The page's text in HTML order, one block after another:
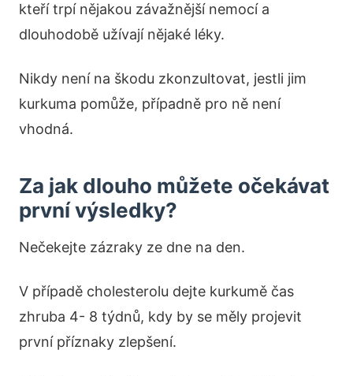
kteří trpí nějakou závažnější nemocí a
dlouhodobě užívají nějaké léky.
Nikdy není na škodu zkonzultovat, jestli jim
kurkuma pomůže, případně pro ně není
vhodná.
Za jak dlouho můžete očekávat
první výsledky?
Nečekejte zázraky ze dne na den.
V případě cholesterolu dejte kurkumě čas
zhruba 4- 8 týdnů, kdy by se měly projevit
první příznaky zlepšení.